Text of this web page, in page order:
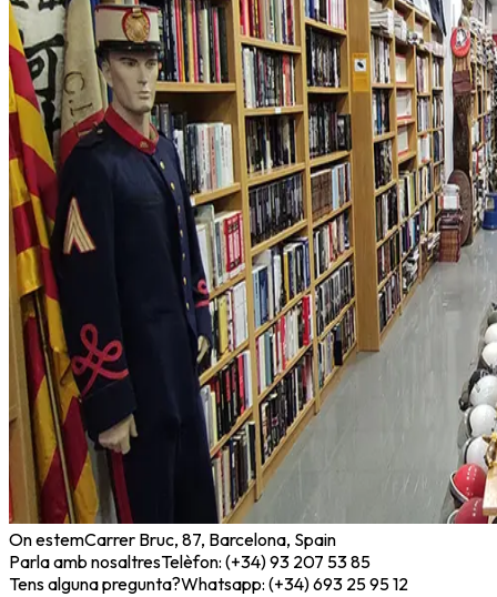
On estemCarrer Bruc, 87, Barcelona, Spain
Parla amb nosaltresTelèfon: (+34) 93 207 53 85
Tens alguna pregunta?Whatsapp: (+34) 693 25 95 12